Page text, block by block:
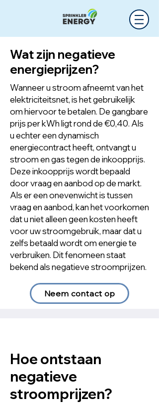
Wat zijn negatieve
energieprijzen?
Wanneer u stroom afneemt van het
elektriciteitsnet, is het gebruikelijk
om hiervoor te betalen. De gangbare
prijs per kWh ligt rond de €0,40. Als
u echter een dynamisch
energiecontract heeft, ontvangt u
stroom en gas tegen de inkoopprijs.
Deze inkoopprijs wordt bepaald
door vraag en aanbod op de markt.
Als er een onevenwicht is tussen
vraag en aanbod, kan het voorkomen
dat u niet alleen geen kosten heeft
voor uw stroomgebruik, maar dat u
zelfs betaald wordt om energie te
verbruiken. Dit fenomeen staat
bekend als negatieve stroomprijzen.
Neem contact op
Hoe ontstaan
negatieve
stroomprijzen?